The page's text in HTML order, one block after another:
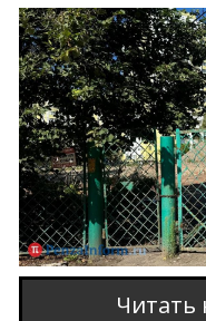
Читать